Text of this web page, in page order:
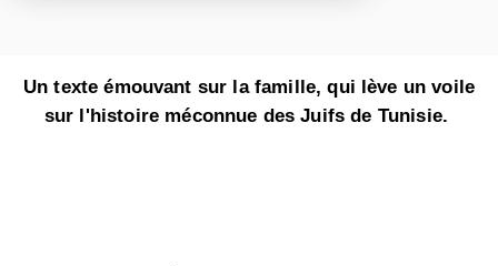
Un texte émouvant sur la famille, qui lève un voile
sur l'histoire méconnue des Juifs de Tunisie.